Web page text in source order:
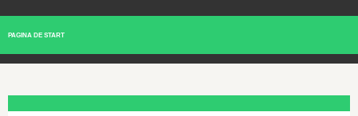
PAGINA DE START